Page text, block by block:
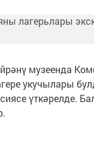
музеенда
укучылары
үткәрелде.